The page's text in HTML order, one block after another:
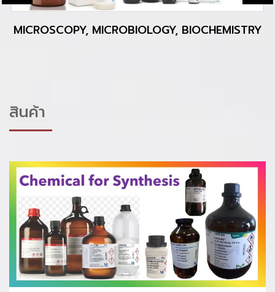
MICROSCOPY, MICROBIOLOGY, BIOCHEMISTRY
สินค้า